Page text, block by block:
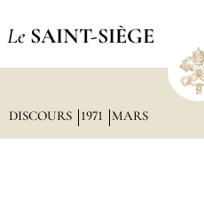
Le SAINT-SIÈGE
DISCOURS 1971 MARS